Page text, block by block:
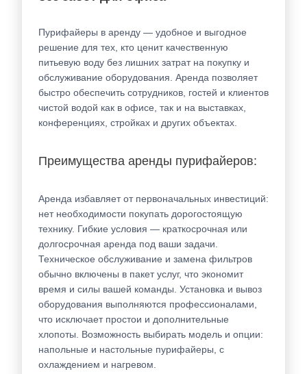
Пурифайеры в аренду — удобное и выгодное
решение для тех, кто ценит качественную
питьевую воду без лишних затрат на покупку и
обслуживание оборудования. Аренда позволяет
быстро обеспечить сотрудников, гостей и клиентов
чистой водой как в офисе, так и на выставках,
конференциях, стройках и других объектах.
Преимущества аренды пурифайеров:
Аренда избавляет от первоначальных инвестиций:
нет необходимости покупать дорогостоящую
технику. Гибкие условия — краткосрочная или
долгосрочная аренда под ваши задачи.
Техническое обслуживание и замена фильтров
обычно включены в пакет услуг, что экономит
время и силы вашей команды. Установка и вывоз
оборудования выполняются профессионалами,
что исключает простои и дополнительные
хлопоты. Возможность выбирать модель и опции:
напольные и настольные пурифайеры, с
охлаждением и нагревом.